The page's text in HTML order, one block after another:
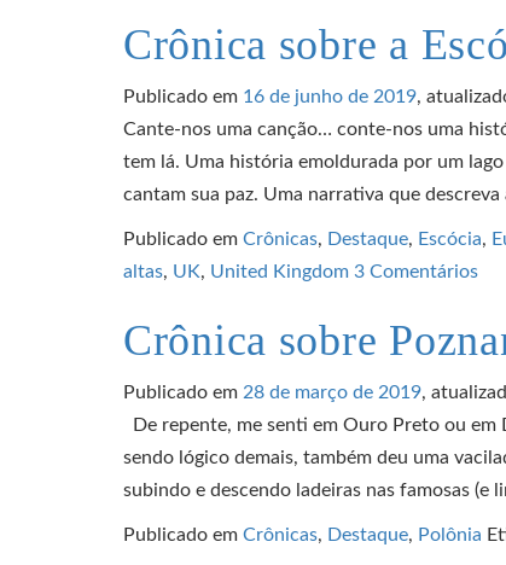
Crônica sobre a
Publicado em 16 de junho de 2019,
Cante-nos uma canção… conte-nos uma
tem lá. Uma história emoldurada por um
cantam sua paz. Uma narrativa que
Publicado em Crônicas, Destaque, Escócia,
altas, UK, United Kingdom 3 Comentários
Crônica sobre
Publicado em 28 de março de 2019,
De repente, me senti em Ouro Preto ou
sendo lógico demais, também deu uma
subindo e descendo ladeiras nas famosas
Publicado em Crônicas, Destaque, Polônia